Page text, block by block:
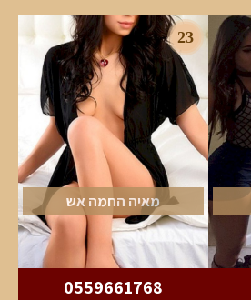
23
מאיה החמה אש
0559661768